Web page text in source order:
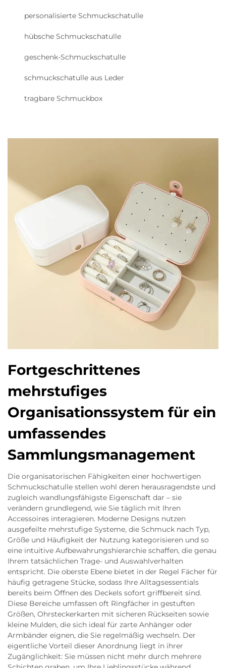
personalisierte Schmuckschatulle
hübsche Schmuckschatulle
geschenk-Schmuckschatulle
schmuckschatulle aus Leder
tragbare Schmuckbox
Fortgeschrittenes
mehrstufiges
Organisationssystem für ein
umfassendes
Sammlungsmanagement
Die organisatorischen Fähigkeiten einer hochwertigen
Schmuckschatulle stellen wohl deren herausragendste und
zugleich wandlungsfähigste Eigenschaft dar – sie
verändern grundlegend, wie Sie täglich mit Ihren
Accessoires interagieren. Moderne Designs nutzen
ausgefeilte mehrstufige Systeme, die Schmuck nach Typ,
Größe und Häufigkeit der Nutzung kategorisieren und so
eine intuitive Aufbewahrungshierarchie schaffen, die genau
Ihrem tatsächlichen Trage- und Auswahlverhalten
entspricht. Die oberste Ebene bietet in der Regel Fächer für
häufig getragene Stücke, sodass Ihre Alltagsessentials
bereits beim Öffnen des Deckels sofort griffbereit sind.
Diese Bereiche umfassen oft Ringfächer in gestuften
Größen, Ohrsteckerkarten mit sicheren Rückseiten sowie
kleine Mulden, die sich ideal für zarte Anhänger oder
Armbänder eignen, die Sie regelmäßig wechseln. Der
eigentliche Vorteil dieser Anordnung liegt in ihrer
Zugänglichkeit: Sie müssen nicht mehr durch mehrere